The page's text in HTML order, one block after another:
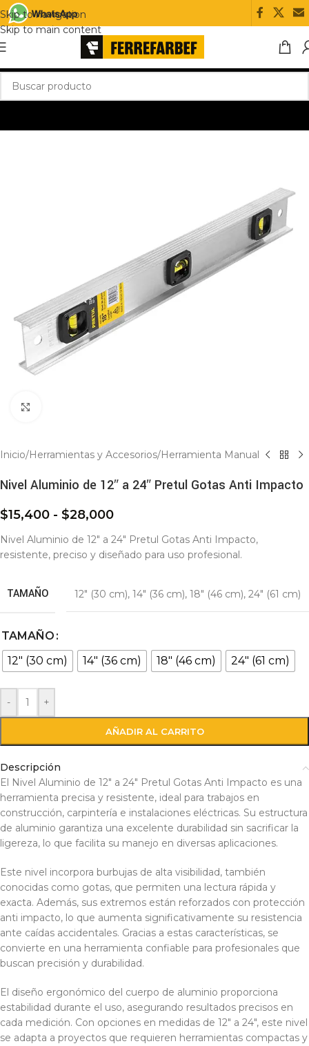
Skip to navigation
Skip to main content
Inicio/Herramientas y Accesorios/Herramienta Manual
Nivel Aluminio de 12″ a 24″ Pretul Gotas Anti Impacto
$15,400 - $28,000
Nivel Aluminio de 12″ a 24″ Pretul Gotas Anti Impacto,
resistente, preciso y diseñado para uso profesional.
TAMAÑO 12″ (30 cm), 14″ (36 cm), 18″ (46 cm), 24″ (61 cm)
TAMAÑO
12" (30 cm)
14″ (36 cm) 18" (46 cm) 24" (61 cm)
- +
AÑADIR AL CARRITO
Descripción
El Nivel Aluminio de 12″ a 24″ Pretul Gotas Anti Impacto es una
herramienta precisa y resistente, ideal para trabajos en
construcción, carpintería e instalaciones eléctricas. Su estructura
de aluminio garantiza una excelente durabilidad sin sacrificar la
ligereza, lo que facilita su manejo en diversas aplicaciones.
Este nivel incorpora burbujas de alta visibilidad, también
conocidas como gotas, que permiten una lectura rápida y
exacta. Además, sus extremos están reforzados con protección
anti impacto, lo que aumenta significativamente su resistencia
ante caídas accidentales. Gracias a estas características, se
convierte en una herramienta confiable para profesionales que
buscan precisión y durabilidad.
El diseño ergonómico del cuerpo de aluminio proporciona
estabilidad durante el uso, asegurando resultados precisos en
cada medición. Con opciones en medidas de 12″ a 24″, este nivel
se adapta a proyectos que requieren herramientas compactas y